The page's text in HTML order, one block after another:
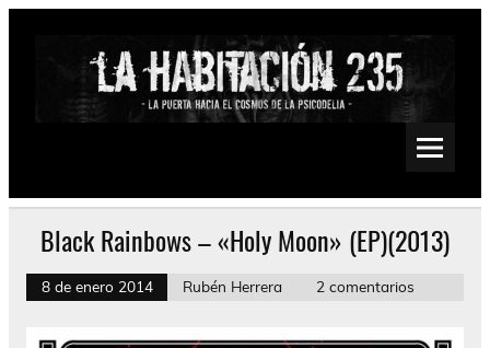
Saltar
Psychedelic, Stoner, Doom, Sludge, Fuzz, Space, Drone
Black Rainbows – «Holy Moon» (EP)(2013)
8 de enero 2014 Rubén Herrera 2 comentarios